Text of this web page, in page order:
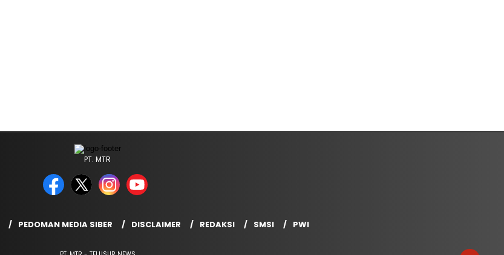
PT. MTR
PEDOMAN MEDIA SIBER DISCLAIMER REDAKSI SMSI PWI